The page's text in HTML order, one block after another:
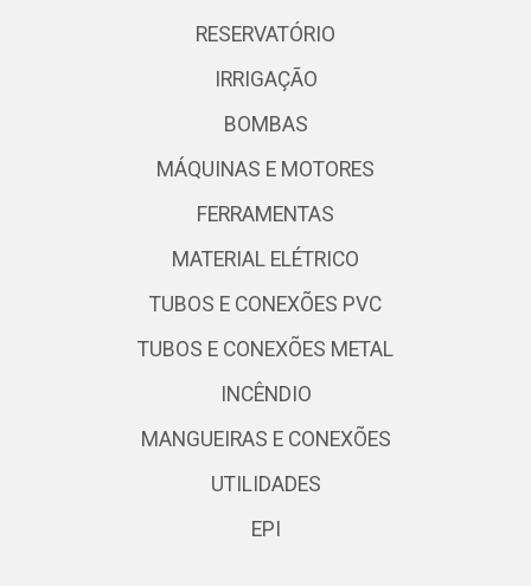
RESERVATÓRIO
IRRIGAÇÃO
BOMBAS
MÁQUINAS E MOTORES
FERRAMENTAS
MATERIAL ELÉTRICO
TUBOS E CONEXÕES PVC
TUBOS E CONEXÕES METAL
INCÊNDIO
MANGUEIRAS E CONEXÕES
UTILIDADES
EPI